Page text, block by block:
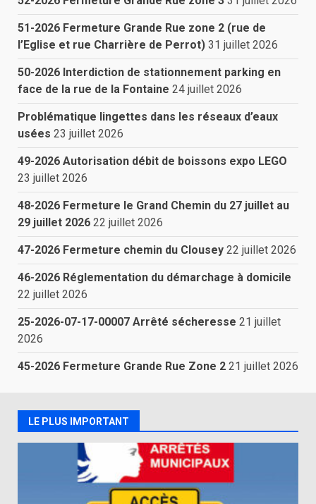
51-2026 Fermeture Grande Rue zone 2 (rue de
l’Eglise et rue Charrière de Perrot) 31 juillet 2026
50-2026 Interdiction de stationnement parking en
face de la rue de la Fontaine 24 juillet 2026
Problématique lingettes dans les réseaux d’eaux
usées 23 juillet 2026
49-2026 Autorisation débit de boissons expo LEGO
23 juillet 2026
48-2026 Fermeture le Grand Chemin du 27 juillet au
29 juillet 2026 22 juillet 2026
47-2026 Fermeture chemin du Clousey 22 juillet 2026
46-2026 Réglementation du démarchage à domicile
22 juillet 2026
25-2026-07-17-00007 Arrêté sécheresse 21 juillet
2026
45-2026 Fermeture Grande Rue Zone 2 21 juillet 2026
LE PLUS IMPORTANT